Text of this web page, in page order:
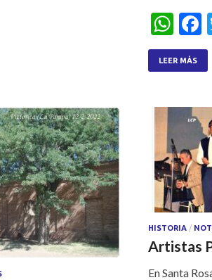
W
h
at
A
p
p
ac
e
k
LEER MÁS
HISTORIA /
Artistas
En Santa